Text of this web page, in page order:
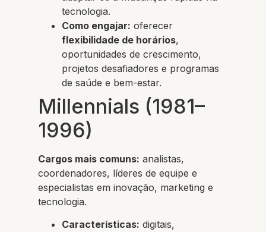
tecnologia.
Como engajar: oferecer
flexibilidade de horários,
oportunidades de crescimento,
projetos desafiadores e programas
de saúde e bem-estar.
Millennials (1981–
1996)
Cargos mais comuns: analistas,
coordenadores, líderes de equipe e
especialistas em inovação, marketing e
tecnologia.
Características: digitais,